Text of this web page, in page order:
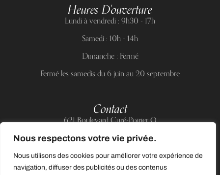
Nous respectons votre vie privée.
Nous utilisons des cookies pour améliorer votre expérience de
navigation, diffuser des publicités ou des contenus
Heures D'ouverture
Lundi à vendredi : 9h30 - 17h
Samedi : 10h - 14h
Dimanche : Fermé
Fermé les samedis du 6 juin au 20 septembre
Contact
621 Boulevard Curé-Poirier O
Courriel :support@allnailandbeauty.com